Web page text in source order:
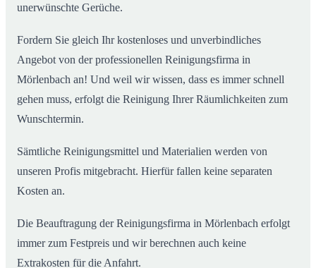
unerwünschte Gerüche.
Fordern Sie gleich Ihr kostenloses und unverbindliches
Angebot von der professionellen Reinigungsfirma in
Mörlenbach an! Und weil wir wissen, dass es immer schnell
gehen muss, erfolgt die Reinigung Ihrer Räumlichkeiten zum
Wunschtermin.
Sämtliche Reinigungsmittel und Materialien werden von
unseren Profis mitgebracht. Hierfür fallen keine separaten
Kosten an.
Die Beauftragung der Reinigungsfirma in Mörlenbach erfolgt
immer zum Festpreis und wir berechnen auch keine
Extrakosten für die Anfahrt.